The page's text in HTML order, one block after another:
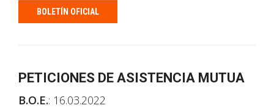
BOLETÍN OFICIAL
PETICIONES DE ASISTENCIA MUTUA
B.O.E.: 16.03.2022